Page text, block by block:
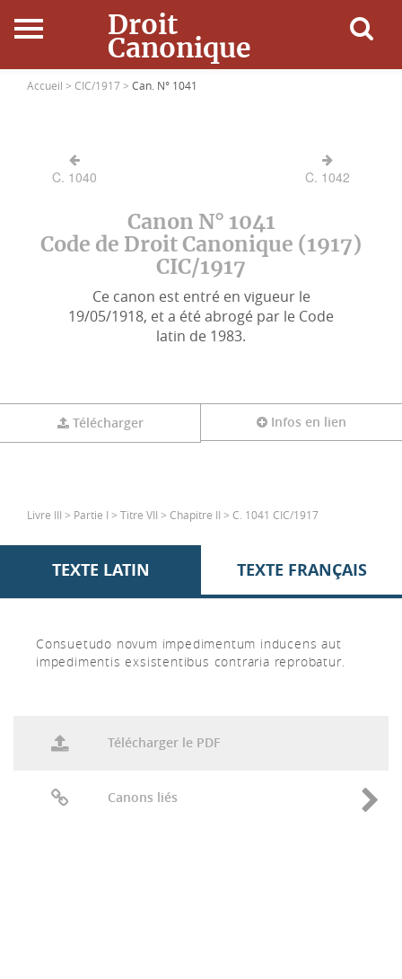
Droit
Canonique
Accueil
Ressources
Accueil > CIC/1917 > Can. N° 1041
C. 1040 C. 1042
Canon N° 1041
Code de Droit Canonique (1917)
CIC/1917
Ce canon est entré en vigueur le
19/05/1918, et a été abrogé par le Code
latin de 1983.
Télécharger Infos en lien
Livre III > Partie I > Titre VII > Chapitre II > C. 1041 CIC/1917
TEXTE LATIN TEXTE FRANÇAIS
Consuetudo novum impedimentum inducens aut
impedimentis exsistentibus contraria reprobatur.
Télécharger le PDF
Canons liés